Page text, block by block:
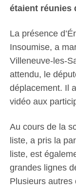
étaient réunies
La présence
Insoumise, a
Villeneuve-les-
attendu, le
déplacement. Il
vidéo aux
Au cours de la
liste, a pris la
liste, est
grandes lignes
Plusieurs autres